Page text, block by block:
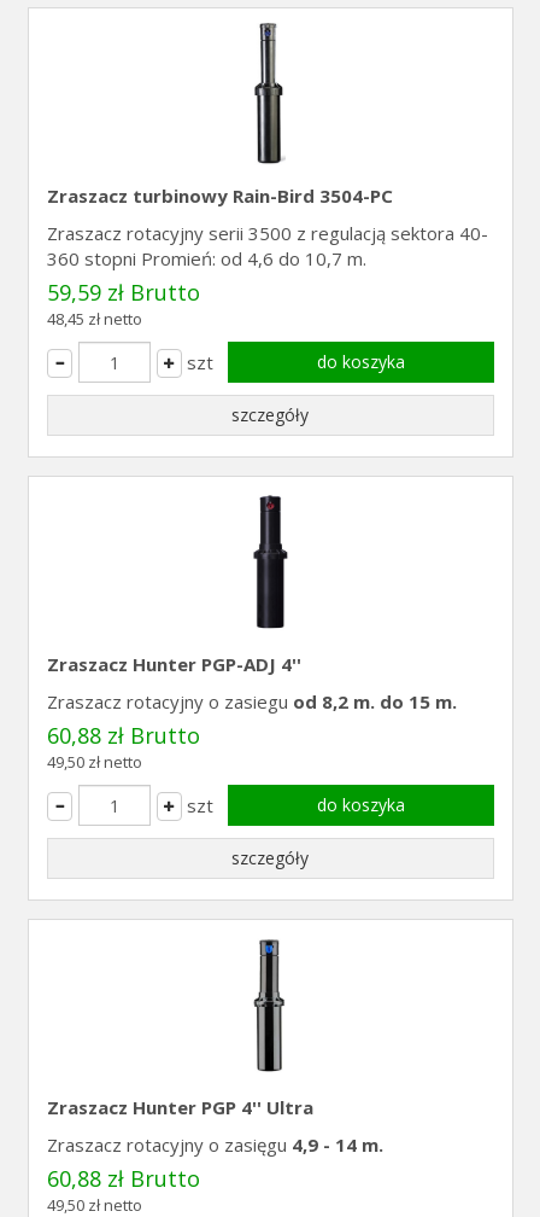
Zraszacz turbinowy Rain-Bird 3504-PC
Zraszacz rotacyjny serii 3500 z regulacją sektora 40-
360 stopni Promień: od 4,6 do 10,7 m.
59,59 zł Brutto
48,45 zł netto
szt do koszyka
szczegóły
Zraszacz Hunter PGP-ADJ 4''
Zraszacz rotacyjny o zasiegu od 8,2 m. do 15 m.
60,88 zł Brutto
49,50 zł netto
szt do koszyka
szczegóły
Zraszacz Hunter PGP 4'' Ultra
Zraszacz rotacyjny o zasięgu 4,9 - 14 m.
60,88 zł Brutto
49,50 zł netto